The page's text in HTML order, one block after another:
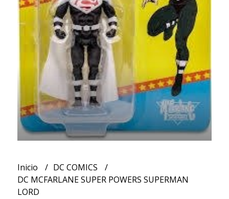
Inicio
DC COMICS
DC MCFARLANE SUPER POWERS SUPERMAN
LORD